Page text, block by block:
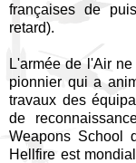
françaises de
retard).
L'armée de l'Air
pionnier qui a
travaux des
de
Weapons School
Hellfire est